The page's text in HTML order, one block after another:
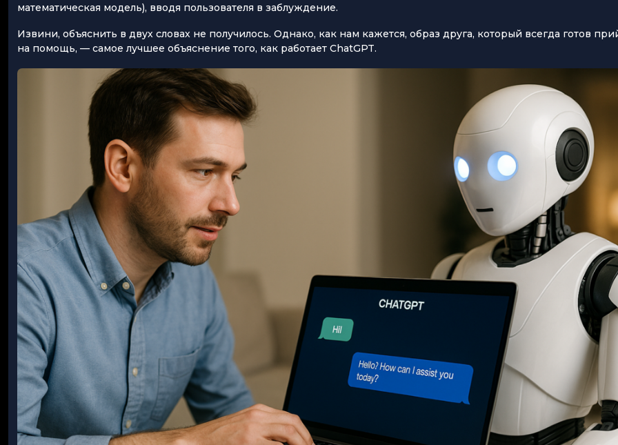
математическая модель), вводя пользователя в заблуждение.
Извини, объяснить в двух словах не получилось. Однако, как нам кажется, образ друга, который всегда готов
на помощь, — самое лучшее объяснение того, как работает ChatGPT.